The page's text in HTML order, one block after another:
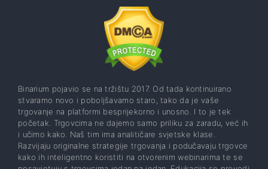
Binarium pojavio se na tržištu 2017. Od tada kontinuirano
stvaramo novo i poboljšavamo staro, tako da je vaše
trgovanje na platformi besprijekorno i unosno. I to je tek
početak. Trgovcima ne dajemo samo priliku za zaradu, već ih
i učimo kako. Naš tim ima analitičare svjetske klase.
Razvijaju originalne strategije trgovanja i podučavaju trgovce
kako ih inteligentno koristiti na otvorenim webinarima te se